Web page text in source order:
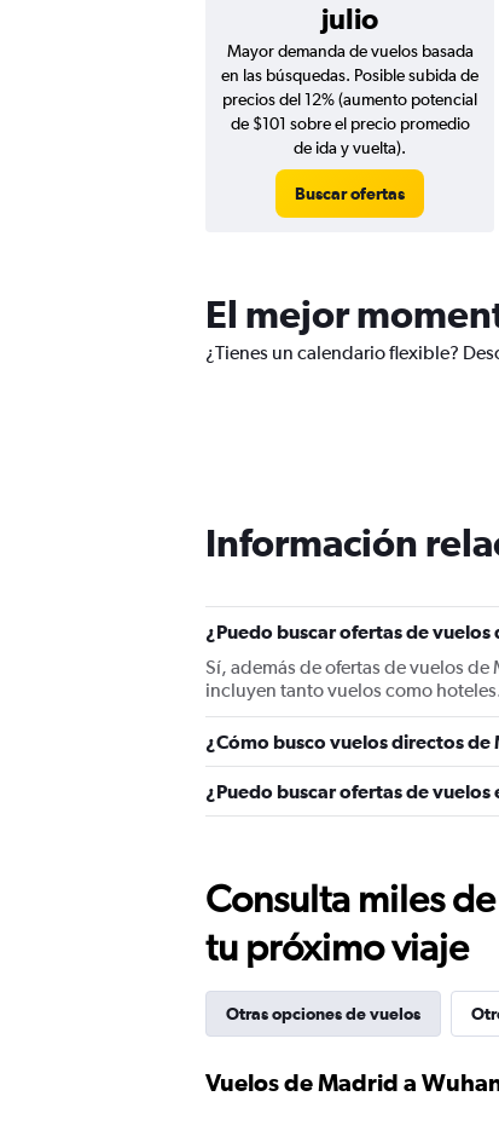
julio
Mayor demanda de vuelos basada
en las búsquedas. Posible subida de
precios del 12% (aumento potencial
de $101 sobre el precio promedio
de ida y vuelta).
Buscar ofertas
El mejor
¿Tienes un calendario flexible?
Información
¿Puedo buscar ofertas de
Sí, además de ofertas de vuelos
incluyen tanto vuelos como
¿Cómo busco vuelos directos de
¿Puedo buscar ofertas de
Consulta miles
tu próximo viaje
Otras opciones de vuelos
Vuelos de Madrid a